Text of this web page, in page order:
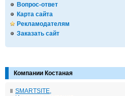
Вопрос-ответ
Карта сайта
Рекламодателям
Заказать сайт
Компании Костаная
SMARTSITE,